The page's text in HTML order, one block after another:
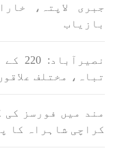
جبری لاپتہ،
بازیاب
تباہ، مختلف
مند میں فورسز کی
کراچی شاہراہ کا